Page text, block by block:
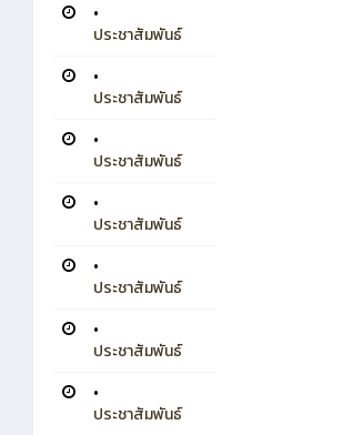
•
ประชาสัมพันธ์
•
ประชาสัมพันธ์
•
ประชาสัมพันธ์
•
ประชาสัมพันธ์
•
ประชาสัมพันธ์
•
ประชาสัมพันธ์
•
ประชาสัมพันธ์